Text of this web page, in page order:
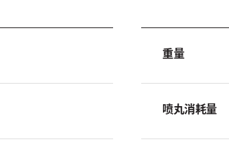
重量
喷丸消耗量